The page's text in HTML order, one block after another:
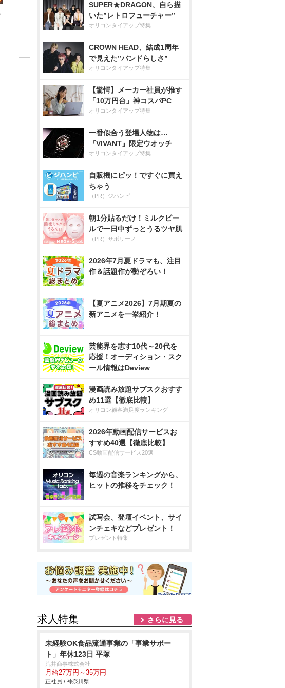
SUPER★DRAGON、自ら描
いた”レトロフューチャー”
オリコンタイアップ特集
CROWN HEAD、結成1周年
で見えた”バンドらしさ”
オリコンタイアップ特集
【驚愕】メーカー社員が推す
「10万円台」神コスパPC
オリコンタイアップ特集
一番似合う登場人物は…
『VIVANT』限定ウオッチ
オリコンタイアップ特集
自販機にピッ！ですぐに買え
ちゃう
（PR）ジハンピ
朝1分貼るだけ！ミルクピー
ルで一日中ずっとうるツヤ肌
（PR）サボリーノ
2026年7月夏ドラマも、注目
作＆話題作が勢ぞろい！
【夏アニメ2026】7月期夏の
新アニメを一挙紹介！
芸能界を志す10代～20代を
応援！オーディション・スク
ール情報はDeview
漫画読み放題サブスクおすす
め11選【徹底比較】
オリコン顧客満足度ランキング
2026年動画配信サービスお
すすめ40選【徹底比較】
CS動画配信サービス20選
毎週の音楽ランキングから、
ヒットの推移をチェック！
試写会、登壇イベント、サイ
ンチェキなどプレゼント！
プレゼント特集
求人特集 さらに見る
未経験OK食品流通事業の「事業サポー
ト」年休123日 平塚
荒井商事株式会社
月給27万円～35万円
正社員 / 神奈川県